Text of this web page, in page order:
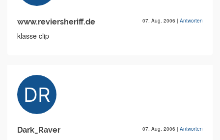
www.reviersheriff.de 07. Aug. 2006 | Antworten
klasse clip
Dark_Raver 07. Aug. 2006 | Antworten